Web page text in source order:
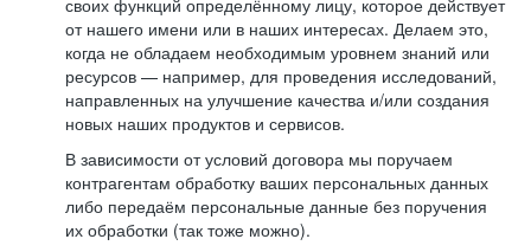
своих функций определённому лицу, которое действует
от нашего имени или в наших интересах. Делаем это,
когда не обладаем необходимым уровнем знаний или
ресурсов — например, для проведения исследований,
направленных на улучшение качества и/или создания
новых наших продуктов и сервисов.
В зависимости от условий договора мы поручаем
контрагентам обработку ваших персональных данных
либо передаём персональные данные без поручения
их обработки (так тоже можно).